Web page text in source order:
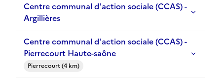
Centre communal d'action sociale (CCAS) -
Argillières
Centre communal d'action sociale (CCAS) -
Pierrecourt Haute-saône
Pierrecourt (4 km)